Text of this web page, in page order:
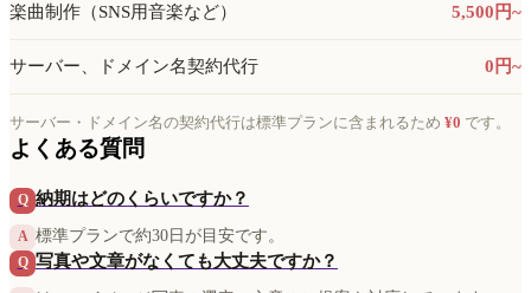
楽曲制作（SNS用音楽など） 5,500円~
サーバー、ドメイン名契約代行 0円~
サーバー・ドメイン名の契約代行は標準プランに含まれるため ¥0 です。
よくある質問
Q 納期はどのくらいですか？
A 標準プランで約30日が目安です。
Q 写真や文章がなくても大丈夫ですか？